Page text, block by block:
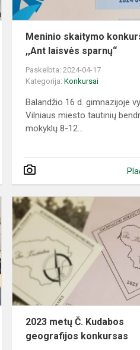
Meninio skaitymo
,,Ant laisvės sparnų“
Paskelbta: 2024-04-17
Kategorija:Konkursai
Balandžio 16 d. gimnazijoje
Vilniaus miesto tautinių
mokyklų 8-12...
Metinis
anglų
kalbos
konkursas
SMART
2023 metų Č. Kudabos
geografijos konkursas